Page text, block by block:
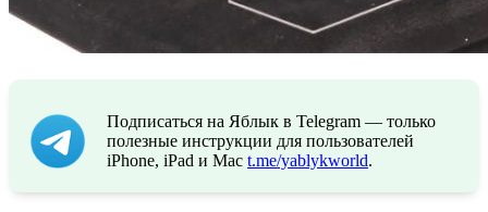
Подписаться на Яблык в Telegram — только
полезные инструкции для пользователей
iPhone, iPad и Mac t.me/yablykworld.